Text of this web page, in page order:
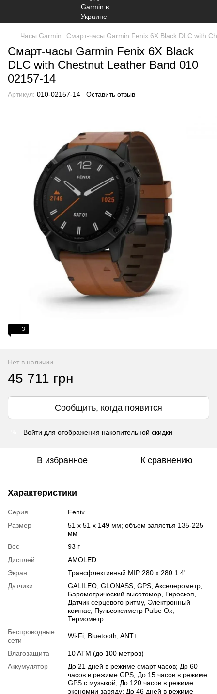
Часы Garmin Смарт-часы Garmin Fenix 6X Black DLC with
Смарт-часы Garmin Fenix 6X Black
DLC with Chestnut Leather Band 010-
02157-14
Артикул: 010-02157-14 Оставить отзыв
3
Нет в наличии
45 711 грн
Сообщить, когда появится
Войти для отображения накопительной скидки
В избранное К сравнению
Характеристики
Серия
Fenix
Размер
51 x 51 x 149 мм; объем запястья 135-225
мм
Вес
93 г
Дисплей
AMOLED
Экран
Трансфлективный MIP 280 x 280 1.4"
Датчики
GALILEO GLONASS GPS Акселерометр
Барометрический высотомер Гироскоп
Датчик серцевого ритму, Электронный
компас Пульсоксиметр Pulse Ox
Термометр
Беспроводные
сети
Wi-Fi Bluetooth ANT+
Влагозащита
10 ATM (до 100 метров)
Аккумулятор
До 21 дней в режиме смарт часов; До 60
часов в режиме GPS; До 15 часов в режиме
GPS с музыкой; До 120 часов в режиме
экономии заряду; До 46 дней в режиме